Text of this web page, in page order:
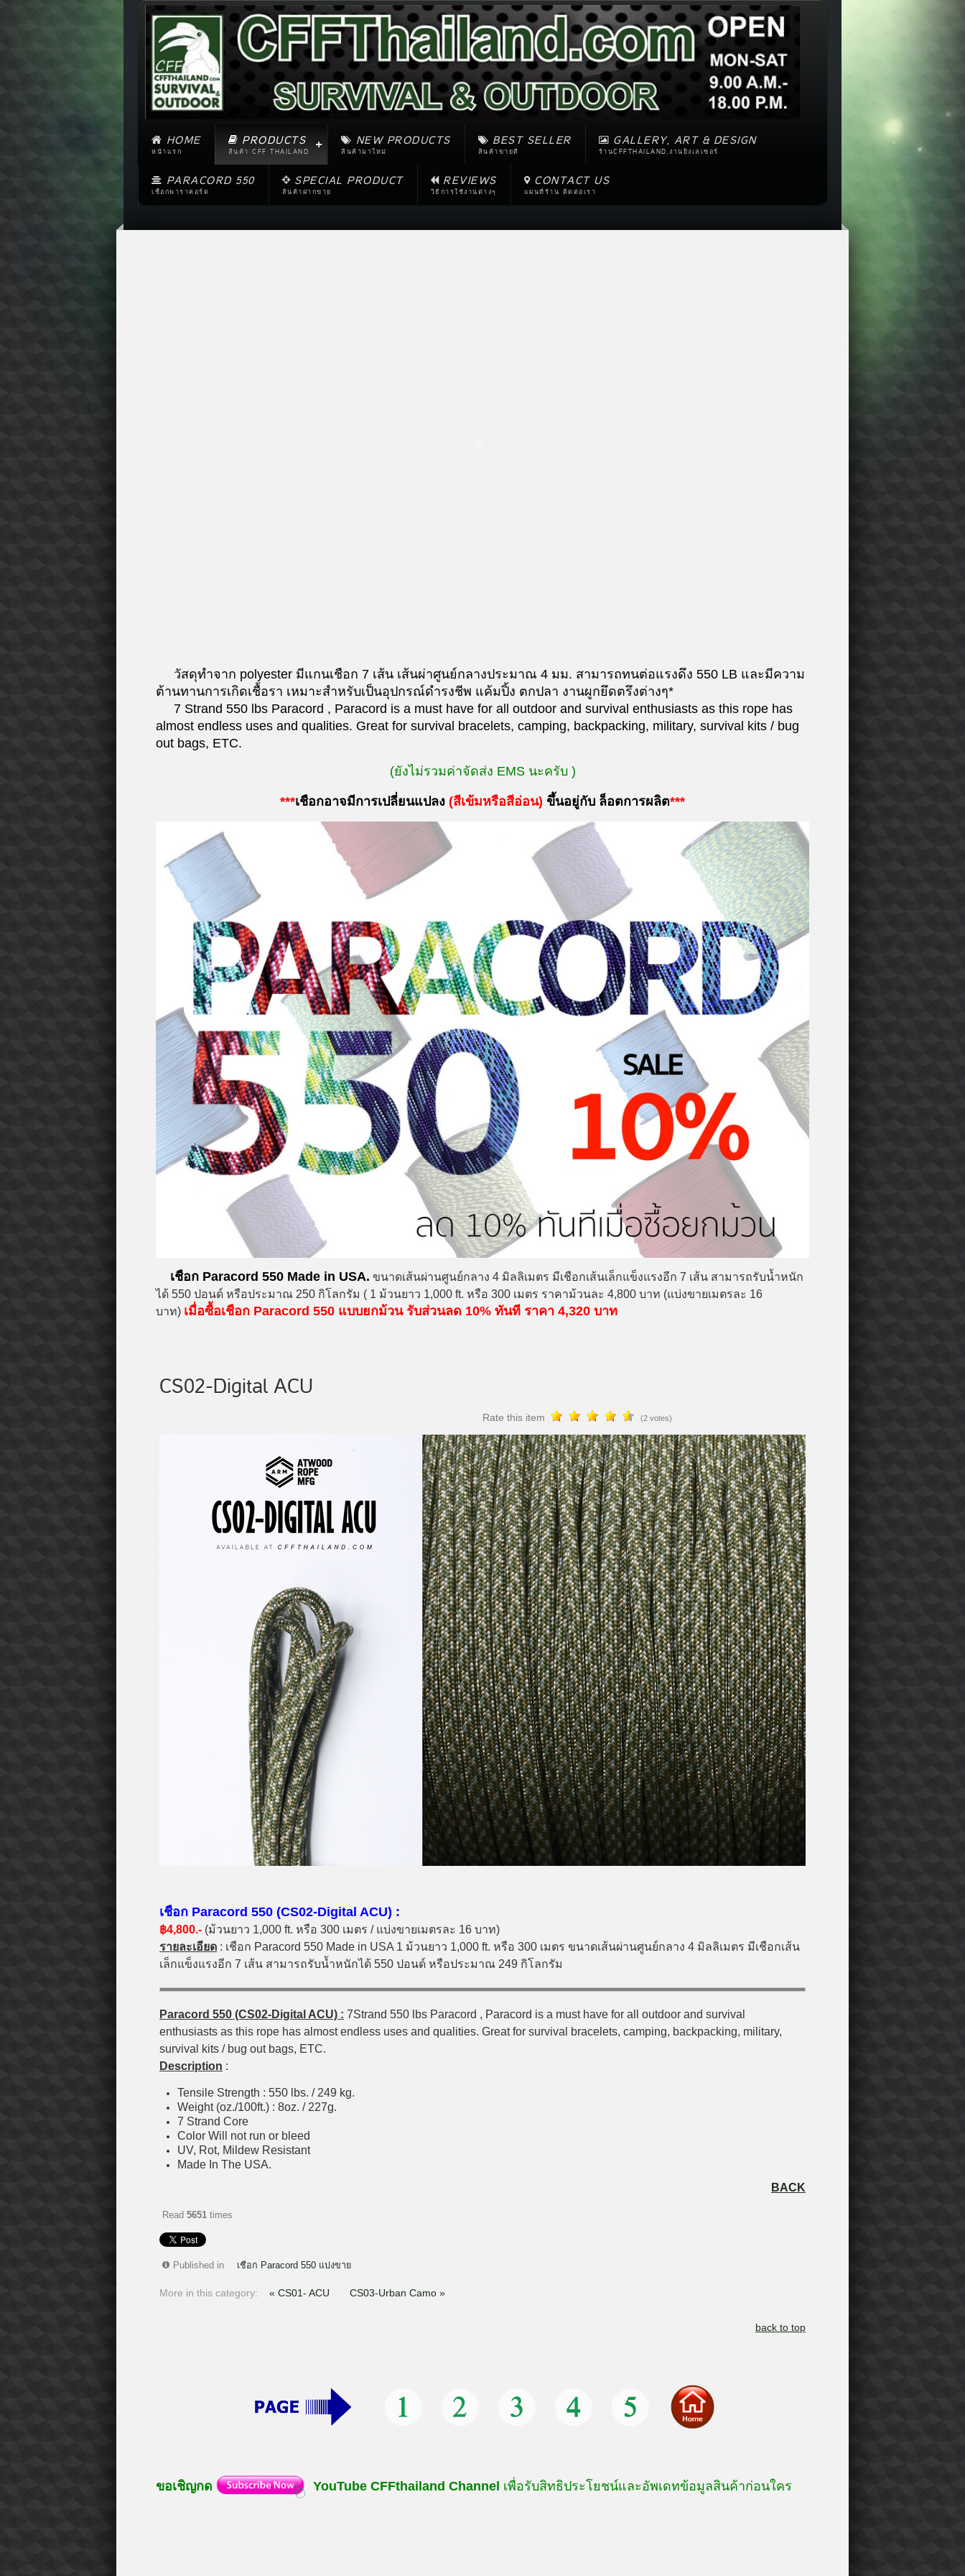
HOME
หน้าแรก
PRODUCTS
สินค้า CFF THAILAND
NEW PRODUCTS
สินค้ามาใหม่
BEST SELLER
สินค้าขายดี
GALLERY, ART & DESIGN
ร้านCFFTHAILAND,งานยิงเลเซอร์
PARACORD 550
เชือกพาราคอร์ด
SPECIAL PRODUCT
สินค้าฝากขาย
REVIEWS
วิธีการใช้งานต่างๆ
CONTACT US
แผนที่ร้าน ติดต่อเรา
วัสดุทำจาก polyester มีแกนเชือก 7 เส้น เส้นผ่าศูนย์กลางประมาณ 4 มม. สามารถทนต่อแรงดึง 550 LB และมีความ
ต้านทานการเกิดเชื้อรา เหมาะสำหรับเป็นอุปกรณ์ดำรงชีพ แค้มปิ้ง ตกปลา งานผูกยึดตรึงต่างๆ*
7 Strand 550 lbs Paracord , Paracord is a must have for all outdoor and survival enthusiasts as this rope has
almost endless uses and qualities. Great for survival bracelets, camping, backpacking, military, survival kits / bug
out bags, ETC.
(ยังไม่รวมค่าจัดส่ง EMS นะครับ )
***เชือกอาจมีการเปลี่ยนแปลง (สีเข้มหรือสีอ่อน) ขึ้นอยู่กับ ล็อตการผลิต***
เชือก Paracord 550 Made in USA. ขนาดเส้นผ่านศูนย์กลาง 4 มิลลิเมตร มีเชือกเส้นเล็กแข็งแรงอีก 7 เส้น สามารถรับน้ำหนัก
ได้ 550 ปอนด์ หรือประมาณ 250 กิโลกรัม ( 1 ม้วนยาว 1,000 ft. หรือ 300 เมตร ราคาม้วนละ 4,800 บาท (แบ่งขายเมตรละ 16
บาท) เมื่อซื้อเชือก Paracord 550 แบบยกม้วน รับส่วนลด 10% ทันที ราคา 4,320 บาท
CS02-Digital ACU
Rate this item (2 votes)
เชือก Paracord 550 (CS02-Digital ACU) :
฿4,800.- (ม้วนยาว 1,000 ft. หรือ 300 เมตร / แบ่งขายเมตรละ 16 บาท)
รายละเอียด : เชือก Paracord 550 Made in USA 1 ม้วนยาว 1,000 ft. หรือ 300 เมตร ขนาดเส้นผ่านศูนย์กลาง 4 มิลลิเมตร มีเชือกเส้น
เล็กแข็งแรงอีก 7 เส้น สามารถรับน้ำหนักได้ 550 ปอนด์ หรือประมาณ 249 กิโลกรัม
Paracord 550 (CS02-Digital ACU) : 7Strand 550 lbs Paracord , Paracord is a must have for all outdoor and survival
enthusiasts as this rope has almost endless uses and qualities. Great for survival bracelets, camping, backpacking, military,
survival kits / bug out bags, ETC.
Description :
Tensile Strength : 550 lbs. / 249 kg.
Weight (oz./100ft.) : 8oz. / 227g.
7 Strand Core
Color Will not run or bleed
UV, Rot, Mildew Resistant
Made In The USA.
BACK
Read 5651 times
Published in เชือก Paracord 550 แบ่งขาย
More in this category: « CS01- ACU CS03-Urban Camo »
back to top
ขอเชิญกด YouTube CFFthailand Channel เพื่อรับสิทธิประโยชน์และอัพเดทข้อมูลสินค้าก่อนใคร